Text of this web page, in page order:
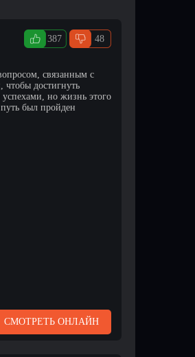
387 48
связанным с
достигнуть
но жизнь этого
был пройден
СМОТРЕТЬ ОНЛАЙН